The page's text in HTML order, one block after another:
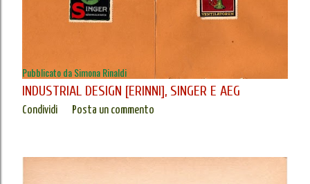
Pubblicato daSimona Rinaldi
INDUSTRIAL DESIGN [ERINNI], SINGER E AEG
Condividi Posta un commento